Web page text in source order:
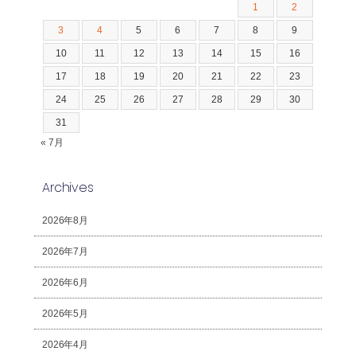
1 2
3 4 5 6 7 8 9
10 11 12 13 14 15 16
17 18 19 20 21 22 23
24 25 26 27 28 29 30
31
« 7月
Archives
2026年8月
2026年7月
2026年6月
2026年5月
2026年4月